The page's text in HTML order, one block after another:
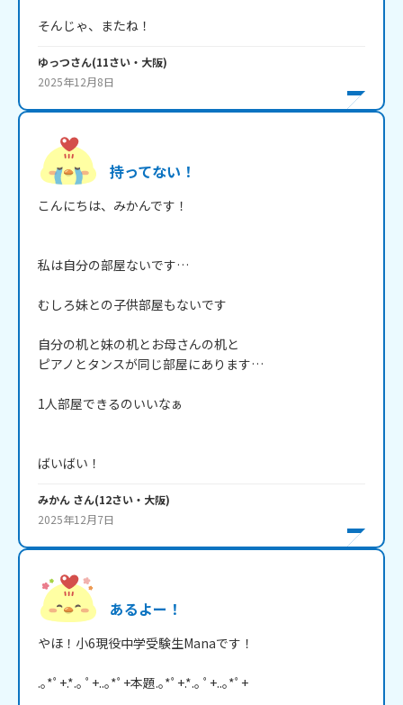
そんじゃ、またね！
ゆっつさん(11さい・ 大阪)
2025年12月8日
持ってない！
こんにちは、みかんです！
私は自分の部屋ないです…
むしろ妹との子供部屋もないです
自分の机と妹の机とお母さんの机と
ピアノとタンスが同じ部屋にあります…
1人部屋できるのいいなぁ
ばいばい！
みかん さん(12さい・ 大阪)
2025年12月7日
あるよー！
やほ！小6現役中学受験生Manaです！
.｡*ﾟ+.*.｡ ﾟ+..｡*ﾟ+本題.｡*ﾟ+.*.｡ ﾟ+..｡*ﾟ+